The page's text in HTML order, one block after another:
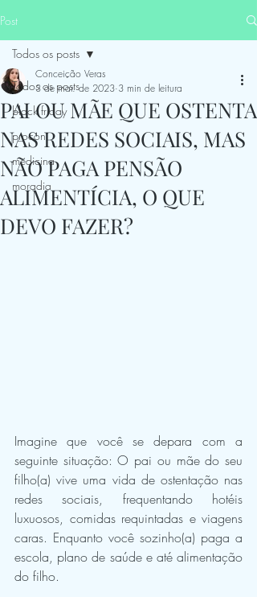
Post
Todos os posts
black friday
procon
medicina
moradia
Todos os posts
PAI OU MÃE QUE OSTENTA
NAS REDES SOCIAIS, MAS
NÃO PAGA PENSÃO
ALIMENTÍCIA, O QUE
DEVO FAZER?
Conceição Veras
3 de mar. de 2023 3 min de leitura
Imagine que você se depara com a
seguinte situação: O pai ou mãe do seu
filho(a) vive uma vida de ostentação nas
redes sociais, frequentando hotéis
luxuosos, comidas requintadas e viagens
caras. Enquanto você sozinho(a) paga a
escola, plano de saúde e até alimentação
do filho.